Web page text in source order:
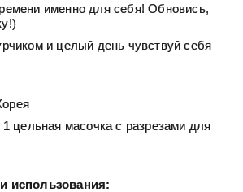
именно для себя! Обновись,
и целый день чувствуй себя
1 цельная масочка с разрезами для
использования: